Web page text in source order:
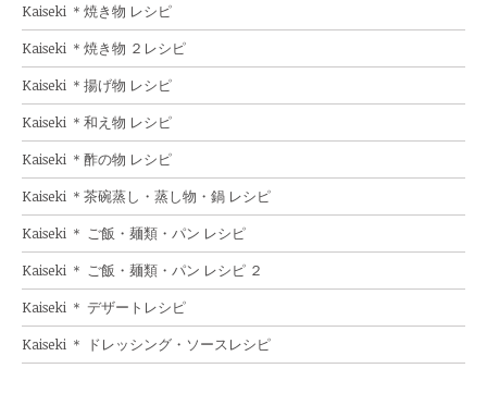
Kaiseki ＊焼き物 レシピ
Kaiseki ＊焼き物 ２レシピ
Kaiseki ＊揚げ物 レシピ
Kaiseki ＊和え物 レシピ
Kaiseki ＊酢の物 レシピ
Kaiseki ＊茶碗蒸し・蒸し物・鍋 レシピ
Kaiseki ＊ ご飯・麺類・パン レシピ
Kaiseki ＊ ご飯・麺類・パン レシピ ２
Kaiseki ＊ デザートレシピ
Kaiseki ＊ ドレッシング・ソースレシピ